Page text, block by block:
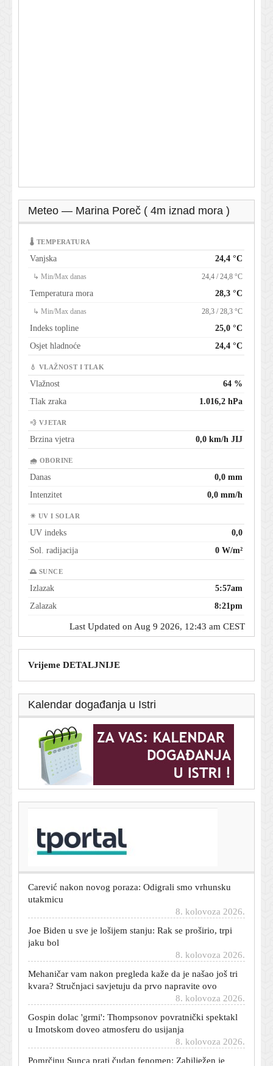
Meteo — Marina Poreč ( 4m iznad mora )
🌡 TEMPERATURA
Vanjska 24,4 °C
↳ Min/Max danas 24,4 / 24,8 °C
Temperatura mora 28,3 °C
↳ Min/Max danas 28,3 / 28,3 °C
Indeks topline
25,0 °C
Osjet hladnoće
24,4 °C
💧 VLAŽNOST I TLAK
Vlažnost
64 %
Tlak zraka
1.016,2 hPa
💨 VJETAR
Brzina vjetra 0,0 km/h JIJ
🌧 OBORINE
Danas
0,0 mm
Intenzitet
0,0 mm/h
☀ UV I SOLAR
UV indeks
0,0
Sol. radijacija
0 W/m²
🌅 SUNCE
Izlazak
5:57am
Zalazak
8:21pm
Last Updated on Aug 9 2026, 12:43 am CEST
Vrijeme DETALJNIJE
Kalendar događanja u Istri
Dnevni horoskop za 9. kolovoza 2026. - što vam
zvijezde danas donose
Carević nakon novog poraza: Odigrali smo vrhunsku
utakmicu
Joe Biden u sve je lošijem stanju: Rak se proširio, trpi
jaku bol
Mehaničar vam nakon pregleda kaže da je našao još tri
kvara? Stručnjaci savjetuju da prvo napravite ovo
8. kolovoza 2026.
Gospin dolac 'grmi': Thompsonov povratnički spektakl
u Imotskom doveo atmosferu do usijanja
8. kolovoza 2026.
Pomrčinu Sunca prati čudan fenomen: Zabilježen je
samo jednom, ali mnogi su ga vidjeli